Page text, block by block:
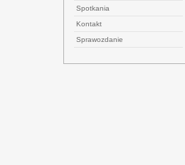
Spotkania
Kontakt
Sprawozdanie